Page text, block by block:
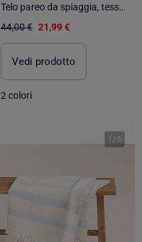
Telo pareo da spiaggia, tessuto in rilievo, fouta - Gamusi.
44,00 € 21,99 €
Vedi prodotto
2 colori
1 / 5